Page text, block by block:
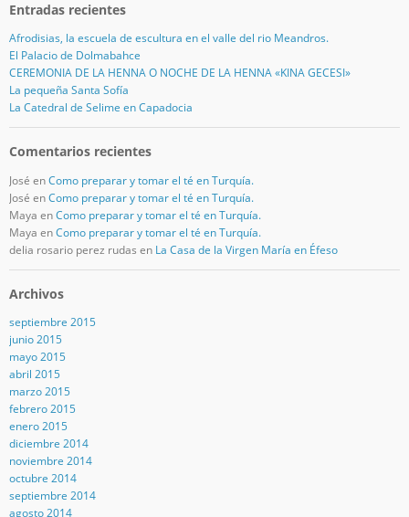
Entradas recientes
Afrodisias, la escuela de escultura en el valle del rio Meandros.
El Palacio de Dolmabahce
CEREMONIA DE LA HENNA O NOCHE DE LA HENNA «KINA GECESI»
La pequeña Santa Sofía
La Catedral de Selime en Capadocia
Comentarios recientes
José enComo preparar y tomar el té en Turquía.
José enComo preparar y tomar el té en Turquía.
Maya enComo preparar y tomar el té en Turquía.
Maya enComo preparar y tomar el té en Turquía.
delia rosario perez rudas en La Casa de la Virgen María en Éfeso
Archivos
septiembre 2015
junio 2015
mayo 2015
abril 2015
marzo 2015
febrero 2015
enero 2015
diciembre 2014
noviembre 2014
octubre 2014
septiembre 2014
agosto 2014